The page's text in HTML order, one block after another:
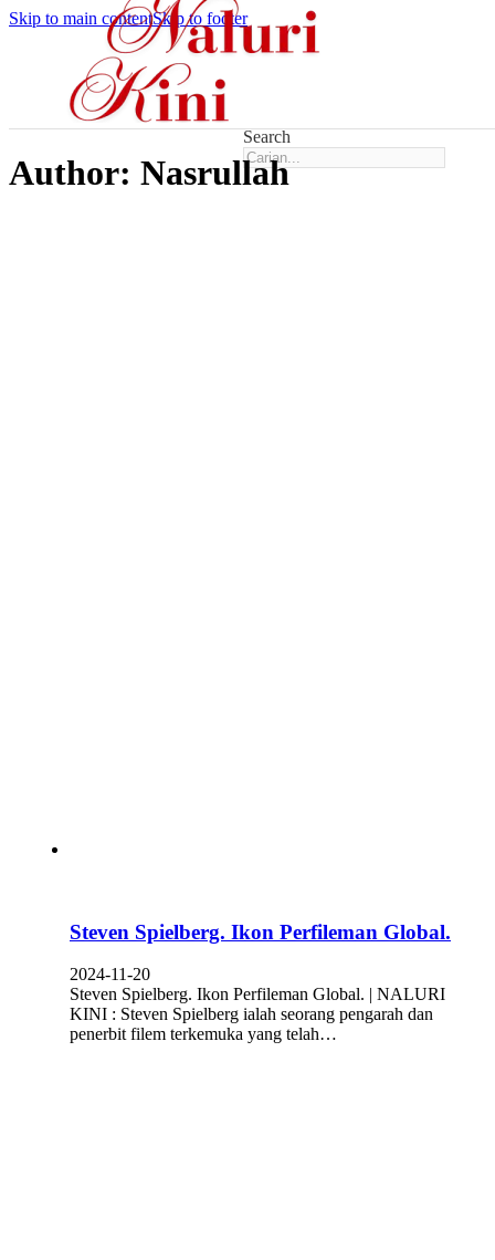
Skip to main contentSkip to footer
Search
Author: Nasrullah
Steven Spielberg. Ikon Perfileman Global.
2024-11-20
Steven Spielberg. Ikon Perfileman Global. | NALURI
KINI : Steven Spielberg ialah seorang pengarah dan
penerbit filem terkemuka yang telah…